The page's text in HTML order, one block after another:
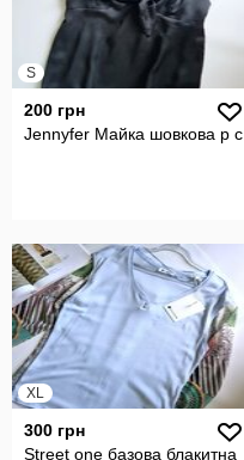
S
200 грн
Jennyfer Майка шовкова р с
XL
300 грн
Street one базова блакитна